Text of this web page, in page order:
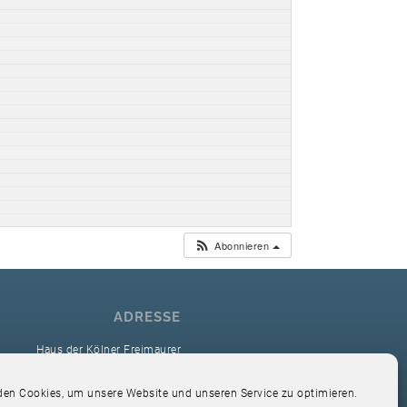
Cookies, um unsere Website und unseren Service zu optimieren.
Abonnieren
ADRESSE
Haus der Kölner Freimaurer
Hardefuststr. 9